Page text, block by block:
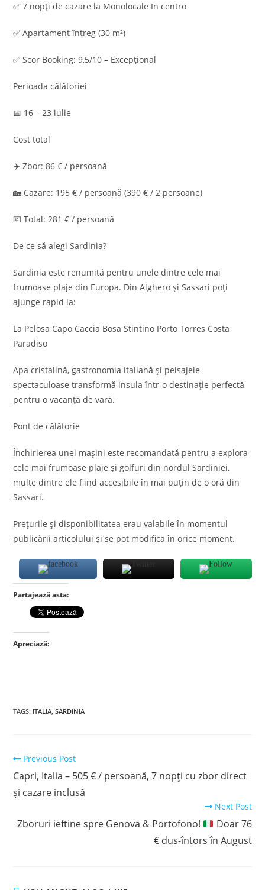
✅ 7 nopți de cazare la Monolocale In centro
✅ Apartament întreg (30 m²)
✅ Scor Booking: 9,5/10 – Excepțional
Perioada călătoriei
📅 16 – 23 iulie
Cost total
✈️ Zbor: 86 € / persoană
🏡 Cazare: 195 € / persoană (390 € / 2 persoane)
💶 Total: 281 € / persoană
De ce să alegi Sardinia?
Sardinia este renumită pentru unele dintre cele mai
frumoase plaje din Europa. Din Alghero și Sassari poți
ajunge rapid la:
La Pelosa Capo Caccia Bosa Stintino Porto Torres Costa
Paradiso
Apa cristalină, gastronomia italiană și peisajele
spectaculoase transformă insula într-o destinație perfectă
pentru o vacanță de vară.
Pont de călătorie
Închirierea unei mașini este recomandată pentru a explora
cele mai frumoase plaje și golfuri din nordul Sardiniei,
multe dintre ele fiind accesibile în mai puțin de o oră din
Sassari.
Prețurile și disponibilitatea erau valabile în momentul
publicării articolului și se pot modifica în orice moment.
Partajează asta:
Apreciază:
TAGS: ITALIA, SARDINIA
Read
articles
Previous Post
Capri, Italia – 505 € / persoană, 7 nopți cu zbor direct
și cazare inclusă
Next Post
Zboruri ieftine spre Genova & Portofono!
Doar 76
€ dus-întors în August